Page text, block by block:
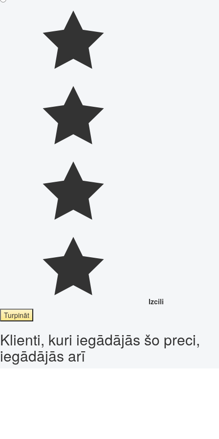
Izcili
Turpināt
Klienti, kuri iegādājās šo preci,
iegādājās arī